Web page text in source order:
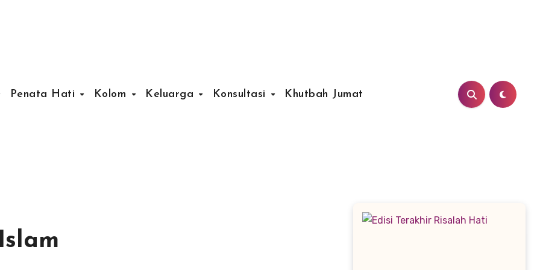
Penata Hati Kolom Keluarga Konsultasi Khutbah Jumat